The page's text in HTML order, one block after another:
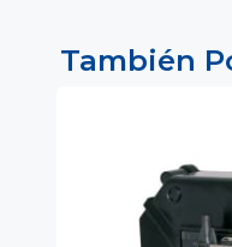
También